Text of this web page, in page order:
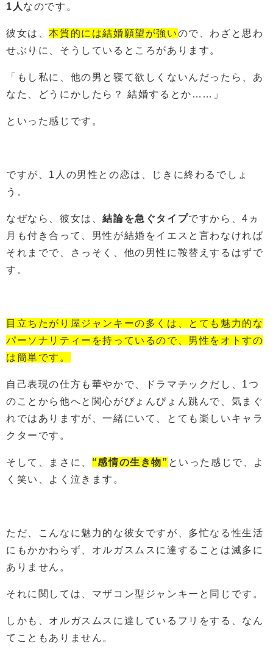
1人 なのです。
彼女は、本質的には結婚願望が強いので、わざと思わ
せぶりに、そうしているところがあります。
「もし私に、他の男と寝て欲しくないんだったら、あ
なた、どうにかしたら？ 結婚するとか……」
といった感じです。
ですが、1人の男性との恋は、じきに終わるでしょ
う。
なぜなら、彼女は、結論を急ぐタイプですから、4ヵ
月も付き合って、男性が結婚をイエスと言わなければ
それまでで、さっそく、他の男性に鞍替えするはずで
す。
目立ちたがり屋ジャンキーの多くは、とても魅力的な
パーソナリティーを持っているので、男性をオトすの
は簡単です。
自己表現の仕方も華やかで、ドラマチックだし、1つ
のことから他へと関心がぴょんぴょん跳んで、気まぐ
れではありますが、一緒にいて、とても楽しいキャラ
クターです。
そして、まさに、 “感情の生き物” といった感じで、よ
く笑い、よく泣きます。
ただ、こんなに魅力的な彼女ですが、多忙なる性生活
にもかかわらず、オルガスムスに達することは滅多に
ありません。
それに関しては、マザコン型ジャンキーと同じです。
しかも、オルガスムスに達しているフリをする、なん
てこともありません。